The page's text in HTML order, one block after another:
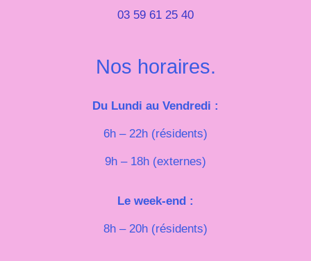
03 59 61 25 40
Nos horaires.
Du Lundi au Vendredi :
6h – 22h (résidents)
9h – 18h (externes)
Le week-end :
8h – 20h (résidents)